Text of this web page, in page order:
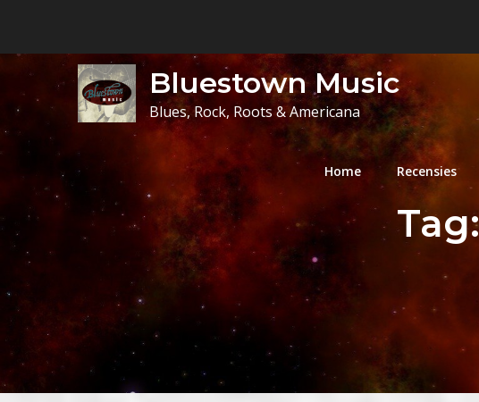
content
Bluestown Music
Blues, Rock, Roots & Americana
Home Recensies
Tag: